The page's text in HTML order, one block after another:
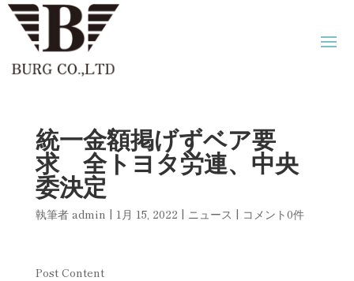
統一金額掲げずベア要
求 全トヨタ労連、中央
委決定
執筆者 admin | 1月 15, 2022 | ニュース | コメント0件
Post Content